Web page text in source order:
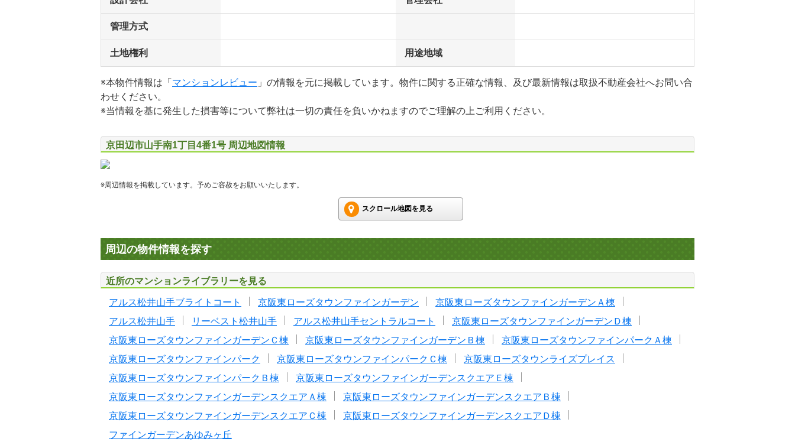
管理方式
土地権利 用途地域
※本物件情報は「 マンションレビュー 」の情報を元に掲載しています。物件に関する正確な情報、及び最新情報は取扱不動産会社へお問い合
わせください。
※当情報を基に発生した損害等について弊社は一切の責任を負いかねますのでご理解の上ご利用ください。
京田辺市山手南1丁目4番1号 周辺地図情報
※周辺情報を掲載しています。予めご容赦をお願いいたします。
スクロール地図を見る
周辺の物件情報を探す
近所のマンションライブラリーを見る
アルス松井山手ブライトコート 京阪東ローズタウンファインガーデン
京阪東ローズタウンファインガーデンＡ棟
アルス松井山手
リーベスト松井山手 アルス松井山手セントラルコート
京阪東ローズタウンファインガーデンＤ棟
京阪東ローズタウンファインガーデンＣ棟
京阪東ローズタウンファインガーデンＢ棟
京阪東ローズタウンファインパークＡ棟
京阪東ローズタウンファインパーク
京阪東ローズタウンファインパークＣ棟
京阪東ローズタウンライズプレイス
京阪東ローズタウンファインパークＢ棟
京阪東ローズタウンファインガーデンスクエアＥ棟
京阪東ローズタウンファインガーデンスクエアＡ棟
京阪東ローズタウンファインガーデンスクエアＢ棟
京阪東ローズタウンファインガーデンスクエアＣ棟
京阪東ローズタウンファインガーデンスクエアＤ棟
ファインガーデンあゆみヶ丘